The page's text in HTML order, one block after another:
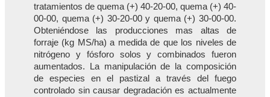
tratamientos de quema (+) 40-20-00, quema (+) 40-
00-00, quema (+) 30-20-00 y quema (+) 30-00-00.
Obteniéndose las producciones mas altas de
forraje (kg MS/ha) a medida de que los niveles de
nitrógeno y fósforo solos y combinados fueron
aumentados. La manipulación de la composición
de especies en el pastizal a través del fuego
controlado sin causar degradación es actualmente